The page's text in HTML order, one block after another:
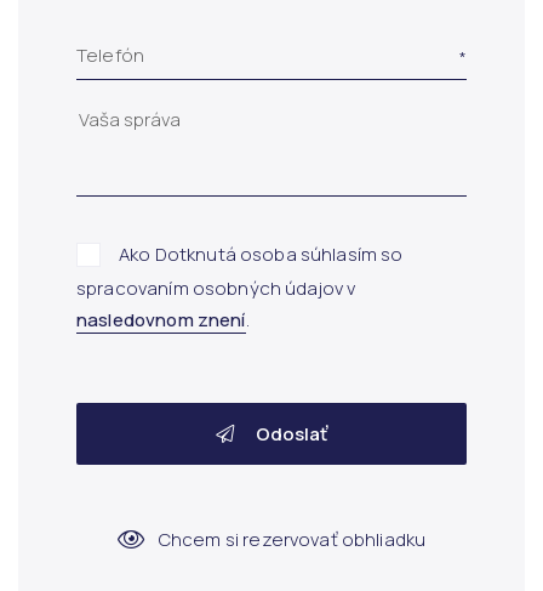
Telefón
Ako Dotknutá osoba súhlasím so
spracovaním osobných údajov v
nasledovnom znení.
Odoslať
Chcem si rezervovať obhliadku